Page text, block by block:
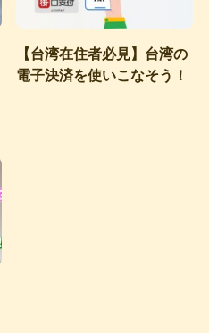
【台湾在住者必見】台湾の
電子決済を使いこなそう！